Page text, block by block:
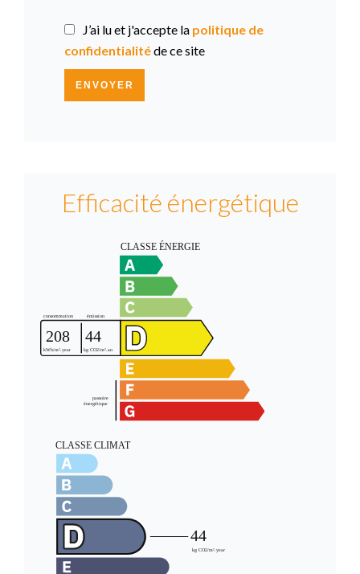
J’ai lu et j'accepte la politique de
confidentialitéde ce site
ENVOYER
Efficacité énergétique